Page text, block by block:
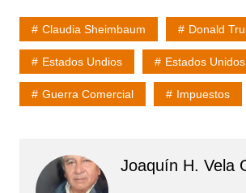
Claudia Sheimbaum Donald
Estados Undios Estados
Guerra Comercial Impuestos
Joaquín H. Vela